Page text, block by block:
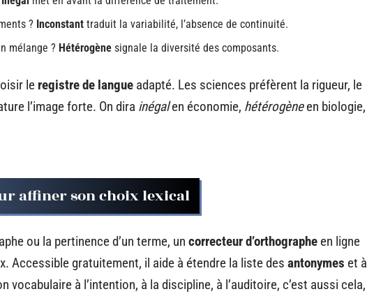
? Inconstant traduit la variabilité, l’absence de continuité.
mélange ? Hétérogène signale la diversité des composants.
le registre de langue adapté. Les sciences préfèrent la rigueur, le
l’image forte. On dira inégalen économie, hétérogèneen biologie,
affiner son choix lexical
ou la pertinence d’un terme, un correcteur d’orthographe en ligne
Accessible gratuitement, il aide à étendre la liste des antonymes et à
vocabulaire à l’intention, à la discipline, à l’auditoire, c’est aussi cela,